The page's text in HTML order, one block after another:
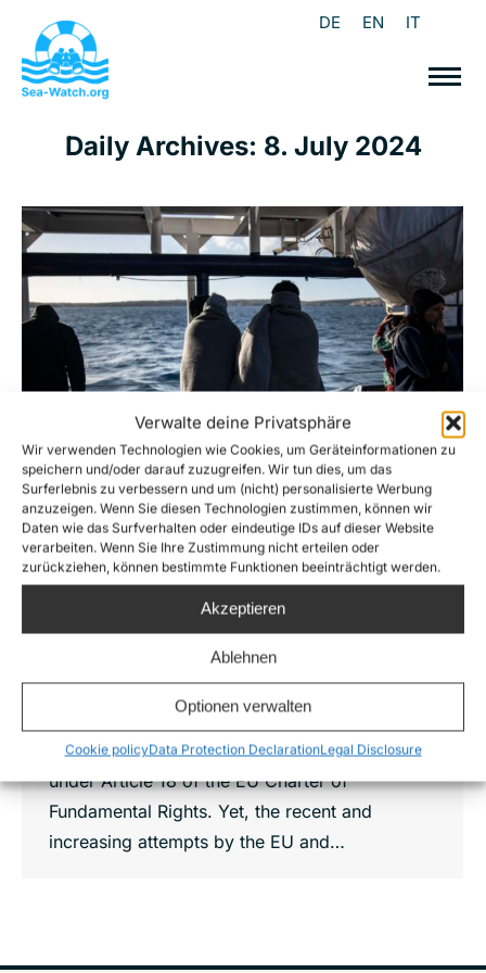
Verwalte deine Privatsphäre
Wir verwenden Technologien wie Cookies, um Geräteinformationen zu
speichern und/oder darauf zuzugreifen. Wir tun dies, um das
Surferlebnis zu verbessern und um (nicht) personalisierte Werbung
anzuzeigen. Wenn Sie diesen Technologien zustimmen, können wir
Daten wie das Surfverhalten oder eindeutige IDs auf dieser Website
verarbeiten. Wenn Sie Ihre Zustimmung nicht erteilen oder
zurückziehen, können bestimmte Funktionen beeinträchtigt werden.
Akzeptieren
Ablehnen
Optionen verwalten
Cookie policyData Protection DeclarationLegal Disclosure
DE EN IT
Daily Archives: 8. July 2024
Joint Statement: The future EU must
uphold the right to asylum in Europe
News ByLuna Wolf 8. July 2024
To ensure that refugees can access protection,
states must guarantee the right to seek and
enjoy asylum and uphold their commitments to
the international refugee protection system.
This obligation applies to all EU Member States
under Article 18 of the EU Charter of
Fundamental Rights. Yet, the recent and
increasing attempts by the EU and…